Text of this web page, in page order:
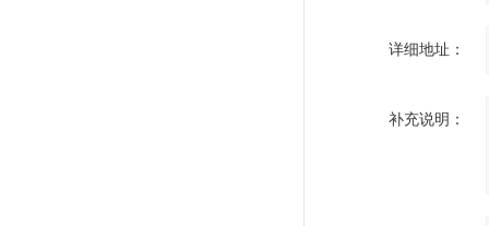
详细地址：
补充说明：